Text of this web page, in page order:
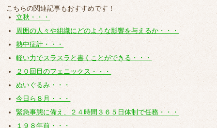
こちらの関連記事もおすすめです！
立秋・・・
周囲の人々や組織にどのような影響を与えるか・・・
熱中症計・・・
軽い力でスラスラと書くことができる・・・
２０回目のフェニックス・・・
ぬいぐるみ・・・
今日ら８月・・・
緊急事態に備え、２４時間３６５日体制で任務・・・
１９８年前・・・